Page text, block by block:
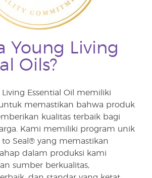
Young Living
Oils?
Essential Oil memiliki
memastikan bahwa produk
kualitas terbaik bagi
Kami memiliki program unik
to Seal® yang memastikan
dalam produksi kami
sumber berkualitas,